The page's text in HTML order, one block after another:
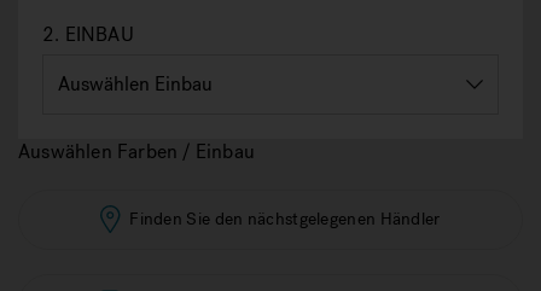
2. EINBAU
Auswählen Farben / Einbau
Finden Sie den nächstgelegenen Händler